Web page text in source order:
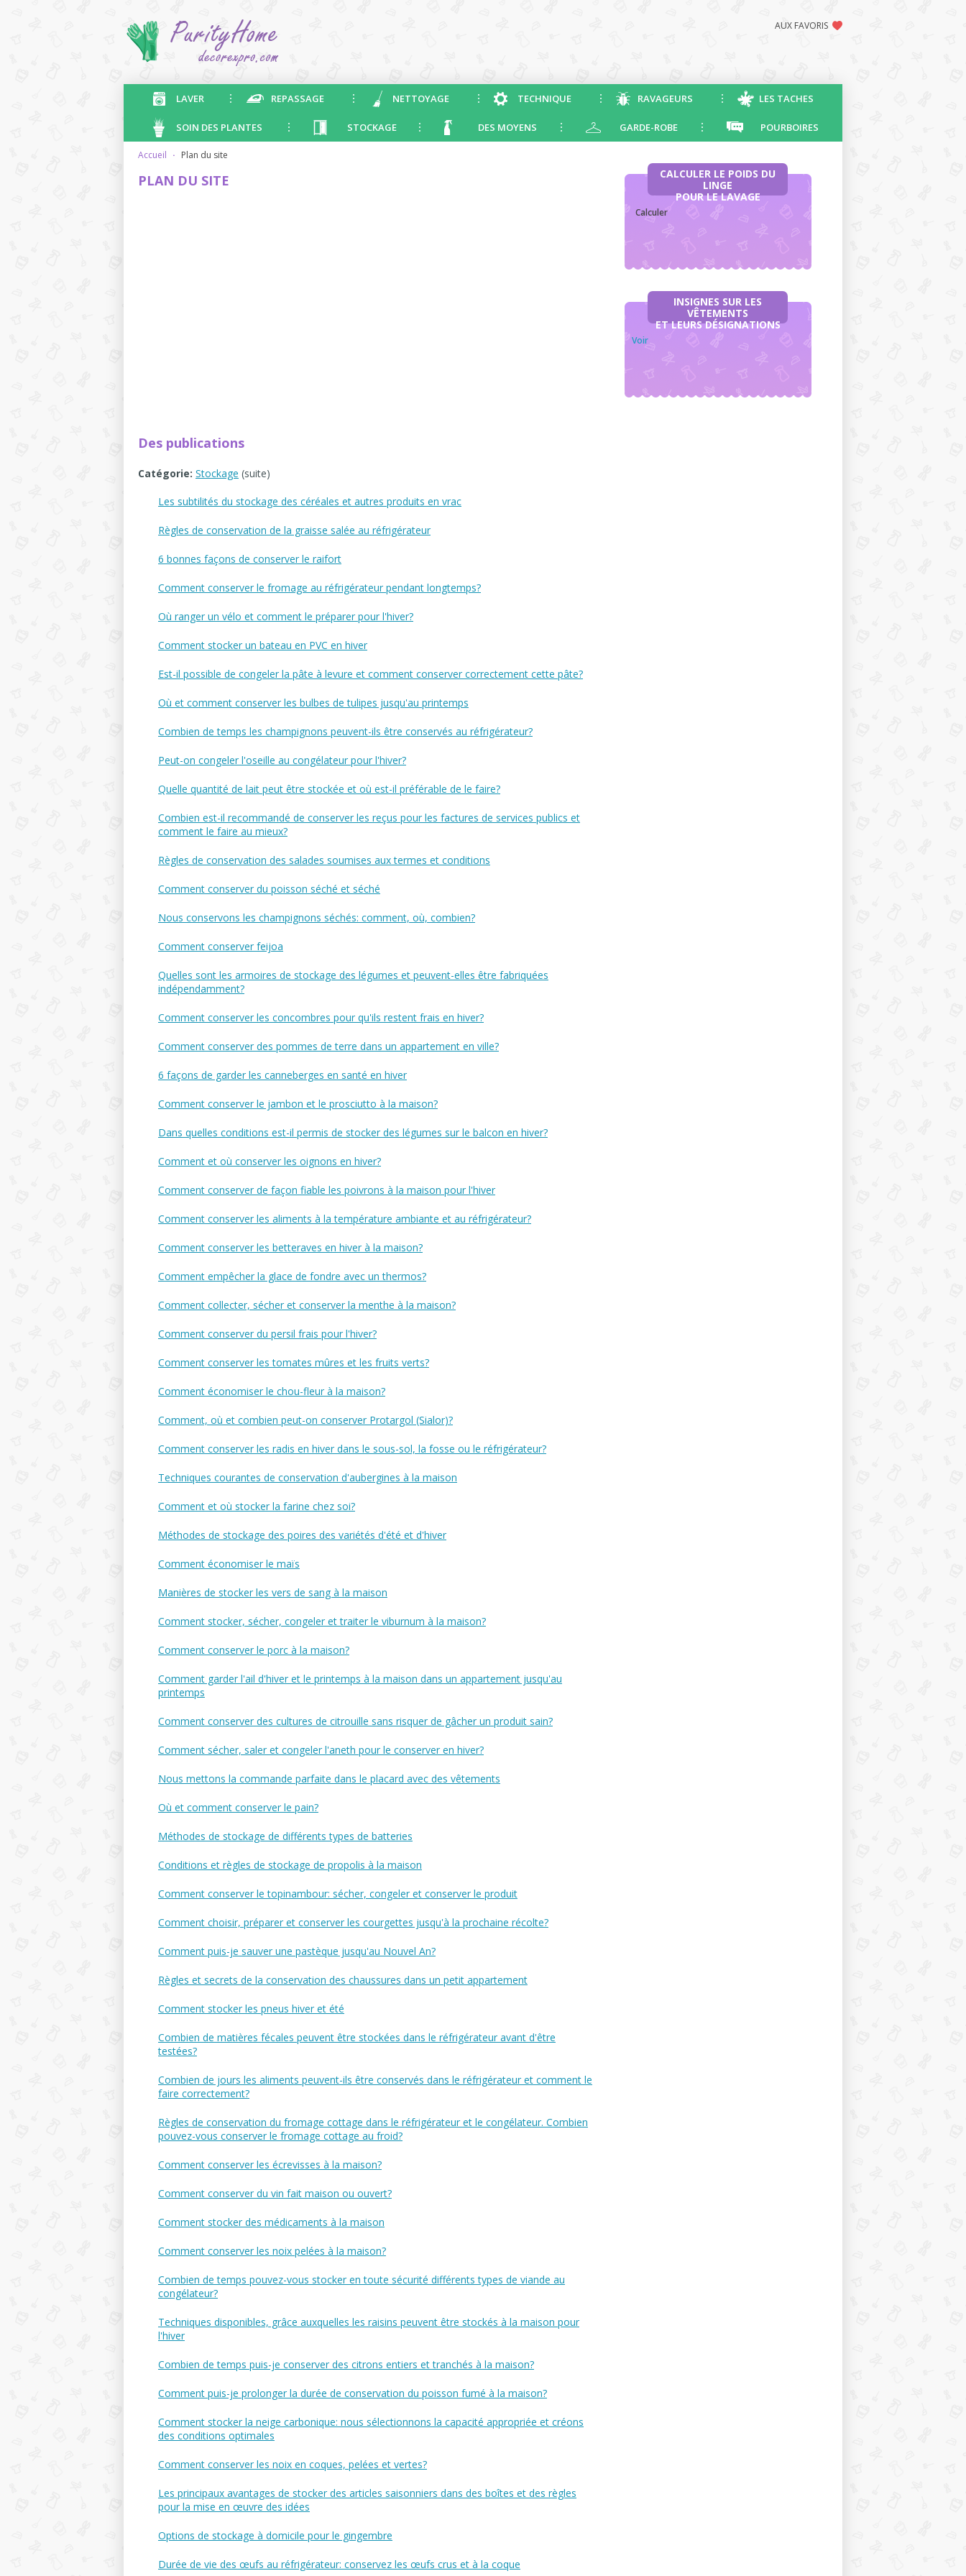
AUX FAVORIS
LAVER REPASSAGE NETTOYAGE TECHNIQUE RAVAGEURS LES TACHES
SOIN DES PLANTES STOCKAGE DES MOYENS GARDE-ROBE POURBOIRES
accueil · plan du site
PLAN DU SITE
Des publications
Catégorie: Stockage (suite)
Les subtilités du stockage des céréales et autres produits en vrac
Règles de conservation de la graisse salée au réfrigérateur
6 bonnes façons de conserver le raifort
Comment conserver le fromage au réfrigérateur pendant longtemps?
Où ranger un vélo et comment le préparer pour l'hiver?
Comment stocker un bateau en PVC en hiver
Est-il possible de congeler la pâte à levure et comment conserver correctement cette pâte?
Où et comment conserver les bulbes de tulipes jusqu'au printemps
Combien de temps les champignons peuvent-ils être conservés au réfrigérateur?
Peut-on congeler l'oseille au congélateur pour l'hiver?
Quelle quantité de lait peut être stockée et où est-il préférable de le faire?
Combien est-il recommandé de conserver les reçus pour les factures de services publics et
comment le faire au mieux?
Règles de conservation des salades soumises aux termes et conditions
Comment conserver du poisson séché et séché
Nous conservons les champignons séchés: comment, où, combien?
Comment conserver feijoa
Quelles sont les armoires de stockage des légumes et peuvent-elles être fabriquées
indépendamment?
Comment conserver les concombres pour qu'ils restent frais en hiver?
Comment conserver des pommes de terre dans un appartement en ville?
6 façons de garder les canneberges en santé en hiver
Comment conserver le jambon et le prosciutto à la maison?
Dans quelles conditions est-il permis de stocker des légumes sur le balcon en hiver?
Comment et où conserver les oignons en hiver?
Comment conserver de façon fiable les poivrons à la maison pour l'hiver
Comment conserver les aliments à la température ambiante et au réfrigérateur?
Comment conserver les betteraves en hiver à la maison?
Comment empêcher la glace de fondre avec un thermos?
Comment collecter, sécher et conserver la menthe à la maison?
Comment conserver du persil frais pour l'hiver?
Comment conserver les tomates mûres et les fruits verts?
Comment économiser le chou-fleur à la maison?
Comment, où et combien peut-on conserver Protargol (Sialor)?
Comment conserver les radis en hiver dans le sous-sol, la fosse ou le réfrigérateur?
Techniques courantes de conservation d'aubergines à la maison
Comment et où stocker la farine chez soi?
Méthodes de stockage des poires des variétés d'été et d'hiver
Comment économiser le maïs
Manières de stocker les vers de sang à la maison
Comment stocker, sécher, congeler et traiter le viburnum à la maison?
Comment conserver le porc à la maison?
Comment garder l'ail d'hiver et le printemps à la maison dans un appartement jusqu'au
printemps
Comment conserver des cultures de citrouille sans risquer de gâcher un produit sain?
Comment sécher, saler et congeler l'aneth pour le conserver en hiver?
Nous mettons la commande parfaite dans le placard avec des vêtements
Où et comment conserver le pain?
Méthodes de stockage de différents types de batteries
Conditions et règles de stockage de propolis à la maison
Comment conserver le topinambour: sécher, congeler et conserver le produit
Comment choisir, préparer et conserver les courgettes jusqu'à la prochaine récolte?
Comment puis-je sauver une pastèque jusqu'au Nouvel An?
Règles et secrets de la conservation des chaussures dans un petit appartement
Comment stocker les pneus hiver et été
Combien de matières fécales peuvent être stockées dans le réfrigérateur avant d'être
testées?
Combien de jours les aliments peuvent-ils être conservés dans le réfrigérateur et comment le
faire correctement?
Règles de conservation du fromage cottage dans le réfrigérateur et le congélateur. Combien
pouvez-vous conserver le fromage cottage au froid?
Comment conserver les écrevisses à la maison?
Comment conserver du vin fait maison ou ouvert?
Comment stocker des médicaments à la maison
Comment conserver les noix pelées à la maison?
Combien de temps pouvez-vous stocker en toute sécurité différents types de viande au
congélateur?
Techniques disponibles, grâce auxquelles les raisins peuvent être stockés à la maison pour
l'hiver
Combien de temps puis-je conserver des citrons entiers et tranchés à la maison?
Comment puis-je prolonger la durée de conservation du poisson fumé à la maison?
Comment stocker la neige carbonique: nous sélectionnons la capacité appropriée et créons
des conditions optimales
Comment conserver les noix en coques, pelées et vertes?
Les principaux avantages de stocker des articles saisonniers dans des boîtes et des règles
pour la mise en œuvre des idées
Options de stockage à domicile pour le gingembre
Durée de vie des œufs au réfrigérateur: conservez les œufs crus et à la coque
CALCULER LE POIDS DU
LINGE
POUR LE LAVAGE
Calculer
INSIGNES SUR LES
VÊTEMENTS
ET LEURS DÉSIGNATIONS
Voir